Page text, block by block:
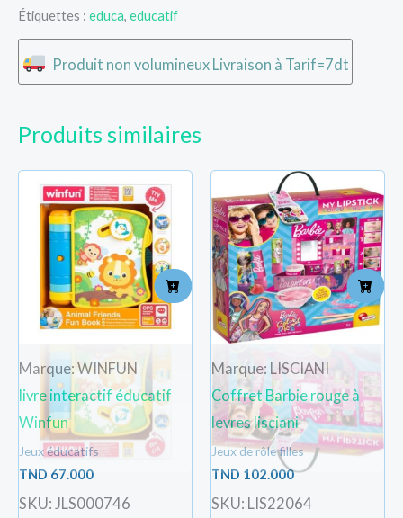
Étiquettes : educa, educatif
Produit non volumineux Livraison à Tarif=7dt
Produits similaires
Marque: WINFUN
livre interactif éducatif
Winfun
Jeux éducatifs
TND 67.000
SKU: JLS000746
Marque: LISCIANI
Coffret Barbie rouge à
levres lisciani
Jeux de rôle filles
TND 102.000
SKU: LIS22064